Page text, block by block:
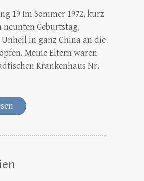
19 Im Sommer 1972, kurz
neunten Geburtstag,
Unheil in ganz China an die
Meine Eltern waren
Krankenhaus Nr.